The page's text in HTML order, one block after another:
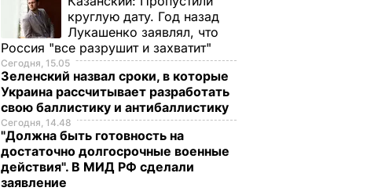
круглую дату. Год назад
Лукашенко заявлял, что
Россия "все разрушит и захватит"
Сегодня, 15.05
Зеленский назвал сроки, в которые
Украина рассчитывает разработать
свою баллистику и антибаллистику
Сегодня, 14.48
"Должна быть готовность на
достаточно долгосрочные военные
действия". В МИД РФ сделали
заявление